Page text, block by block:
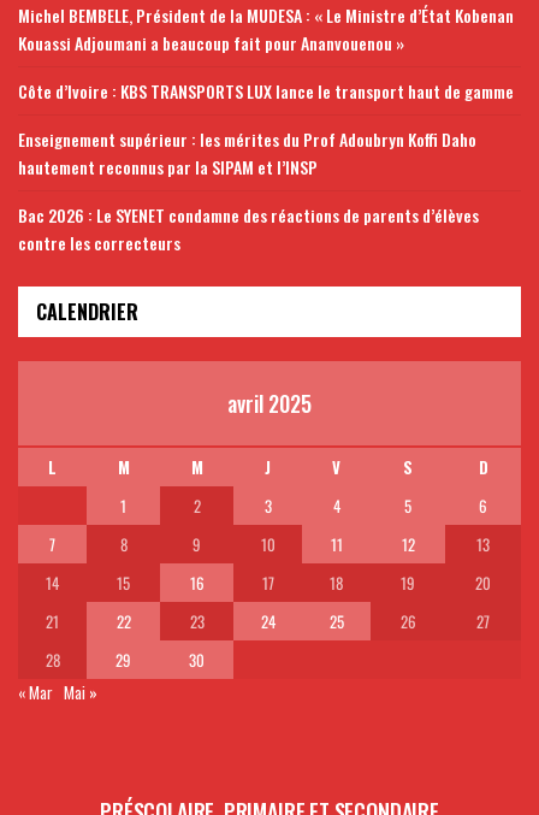
Michel BEMBELE, Président de la MUDESA : « Le Ministre d’État Kobenan
Kouassi Adjoumani a beaucoup fait pour Ananvouenou »
Côte d’Ivoire : KBS TRANSPORTS LUX lance le transport haut de gamme
Enseignement supérieur : les mérites du Prof Adoubryn Koffi Daho
hautement reconnus par la SIPAM et l’INSP
Bac 2026 : Le SYENET condamne des réactions de parents d’élèves
contre les correcteurs
CALENDRIER
avril 2025
L M M J V S
D
1
2 3 4 5
6
7
8 9 10 11 12
13
14
15 16 17 18 19
20
21
22 23 24 25 26
27
28
29
30
« Mar Mai »